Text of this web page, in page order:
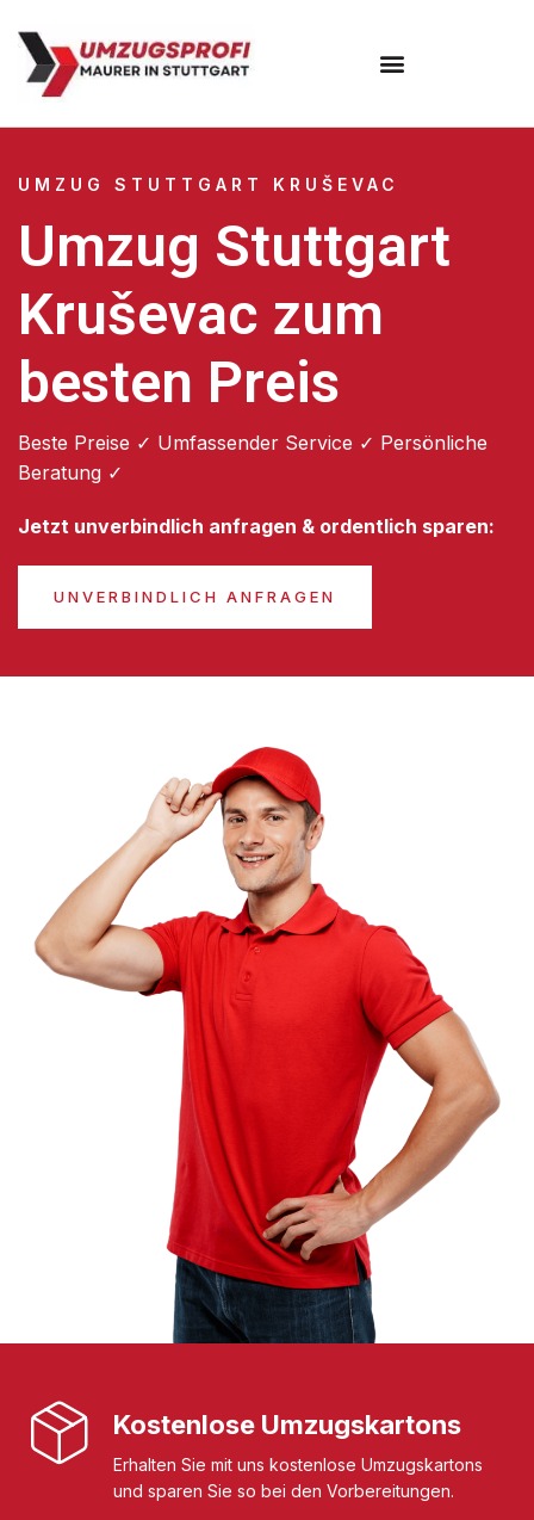
UMZUG STUTTGART KRUŠEVAC
Umzug Stuttgart
Kruševac zum
besten Preis
Beste Preise ✓ Umfassender Service ✓ Persönliche
Beratung ✓
Jetzt unverbindlich anfragen & ordentlich sparen:
UNVERBINDLICH ANFRAGEN
Kostenlose Umzugskartons
Erhalten Sie mit uns kostenlose Umzugskartons
und sparen Sie so bei den Vorbereitungen.